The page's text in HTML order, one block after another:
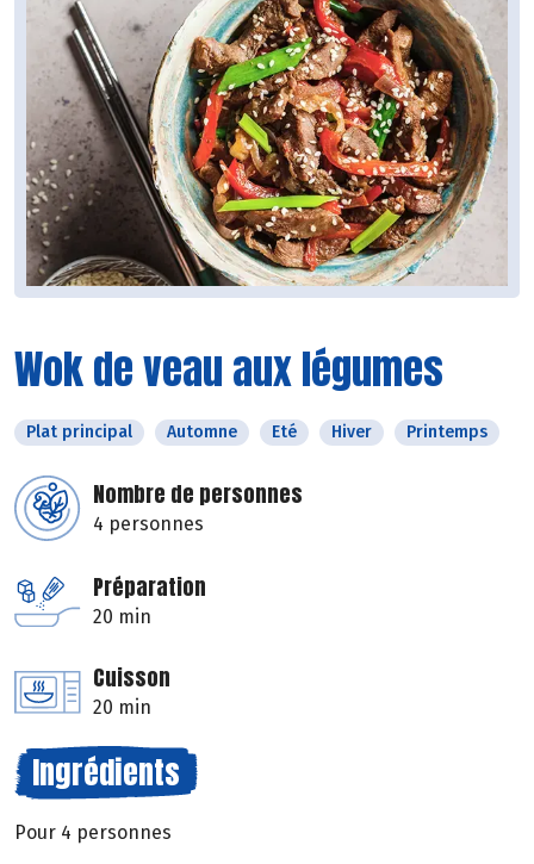
Wok de veau aux légumes
Plat principal Automne Eté Hiver Printemps
Nombre de personnes
4 personnes
Préparation
20 min
Cuisson
20 min
Ingrédients
Pour 4 personnes